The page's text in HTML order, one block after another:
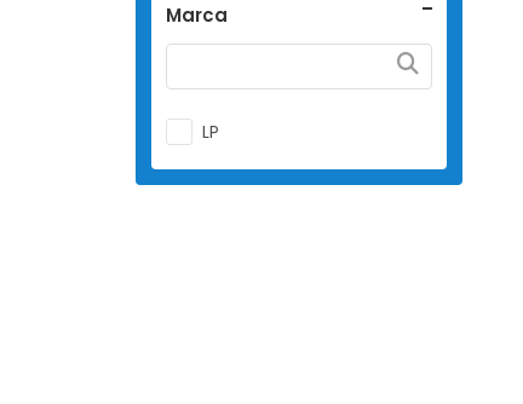
Marca
LP